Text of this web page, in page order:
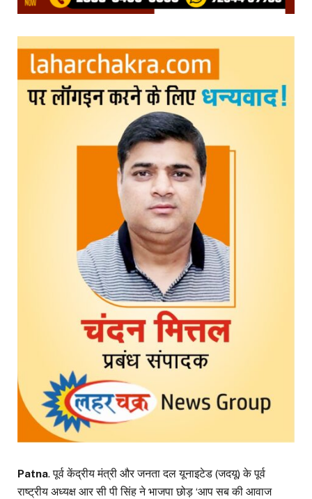
Patna. पूर्व केंद्रीय मंत्री और जनता दल यूनाइटेड (जदयू) के पूर्व
राष्ट्रीय अध्यक्ष आर सी पी सिंह ने भाजपा छोड़ ‘आप सब की आवाज